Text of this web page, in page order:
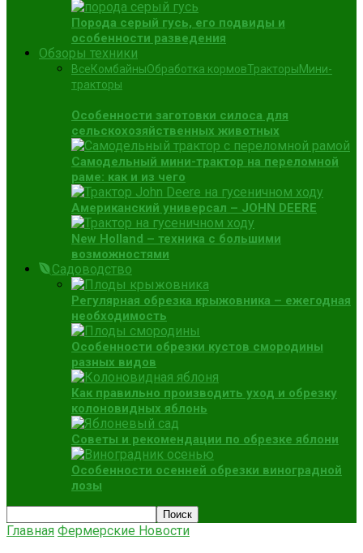
Порода серый гусь, его подвиды и
особенности разведения
Обзоры техники
ВсеКомбайныОбработка кормовТракторыМини-
тракторы
Особенности заготовки силоса для
сельскохозяйственных животных
Самодельный мини-трактор на переломной
раме: как и из чего
Американский универсал – JOHN DEERE
New Holland – техника с большими
возможностями
Садоводство
Регулярная обрезка крыжовника – ежегодная
необходимость
Особенности обрезки кустов смородины
разных видов
Как правильно производить уход и обрезку
колоновидных яблонь
Советы и рекомендации по обрезке яблони
Особенности осенней обрезки виноградной
лозы
Главная Фермерские Новости